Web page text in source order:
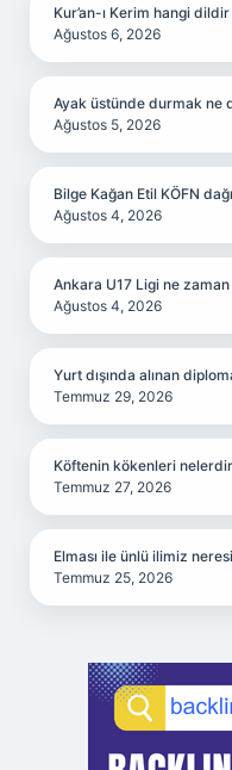
Kur’an-ı Kerim hangi dildir
Ağustos 6, 2026
Ayak üstünde durmak ne
Ağustos 5, 2026
Bilge Kağan Etil KÖFN
Ağustos 4, 2026
Ankara U17 Ligi ne
Ağustos 4, 2026
Yurt dışında alınan
Temmuz 29, 2026
Köftenin kökenleri
Temmuz 27, 2026
Elması ile ünlü ilimiz
Temmuz 25, 2026